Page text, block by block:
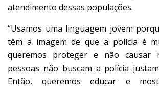
atendimento dessas populações.
“Usamos uma linguagem jovem
têm a imagem de que a polícia é
queremos proteger e não causar
pessoas não buscam a polícia
Então, queremos educar e